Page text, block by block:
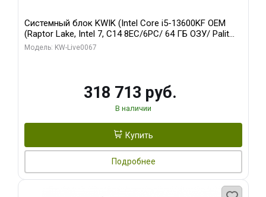
Системный блок KWIK (Intel Core i5-13600KF OEM
(Raptor Lake, Intel 7, C14 8EC/6PC/ 64 ГБ ОЗУ/ Palit
RTX5080 GAMINGPRO OC 16GB GDDR7 256bit 3xDP
Модель: KW-Live0067
318 713 руб.
В наличии
Купить
Подробнее